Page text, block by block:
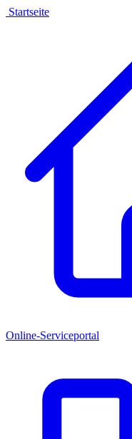
Startseite
Online-Serviceportal